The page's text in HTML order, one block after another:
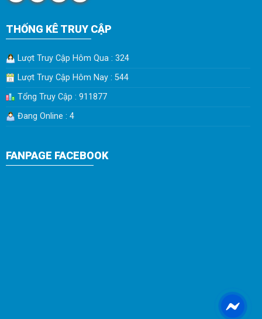
THỐNG KÊ TRUY CẬP
Lượt Truy Cập Hôm Qua : 324
Lượt Truy Cập Hôm Nay : 544
Tổng Truy Cập : 911877
Đang Online : 4
FANPAGE FACEBOOK